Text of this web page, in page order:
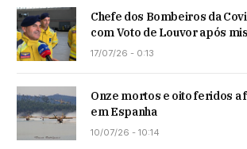
Chefe dos Bombeiros da
com Voto de Louvor após
17/07/26 - 0:13
Onze mortos e oito feridos a
em Espanha
10/07/26 - 10:14